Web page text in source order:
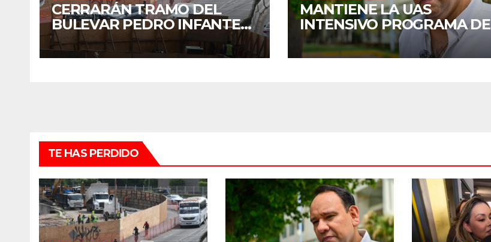
CERRARÁN TRAMO DEL
BULEVAR PEDRO INFANTE
PARA ACELERAR OBRAS
ANTES DEL REGRESO A
MANTIENE LA UAS
INTENSIVO PROGRAMA DE
MANTENIMIENTO Y
REHABILITACIÓN EN SUS
TE HAS PERDIDO